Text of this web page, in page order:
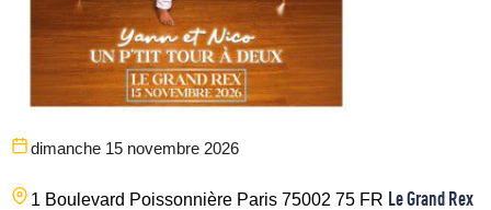
dimanche 15 novembre 2026
1 Boulevard Poissonnière Paris 75002 75 FR Le Grand Rex